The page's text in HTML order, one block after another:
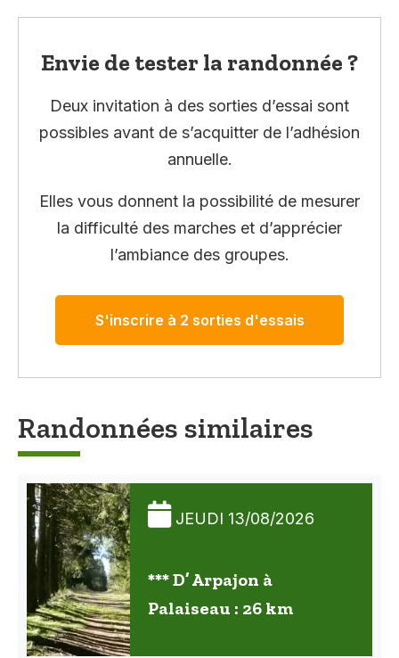
Envie de tester la randonnée ?
Deux invitation à des sorties d’essai sont
possibles avant de s’acquitter de l’adhésion
annuelle.
Elles vous donnent la possibilité de mesurer
la difficulté des marches et d’apprécier
l’ambiance des groupes.
S'inscrire à 2 sorties d'essais
Randonnées similaires
JEUDI 13/08/2026
*** D’ Arpajon à
Palaiseau : 26 km